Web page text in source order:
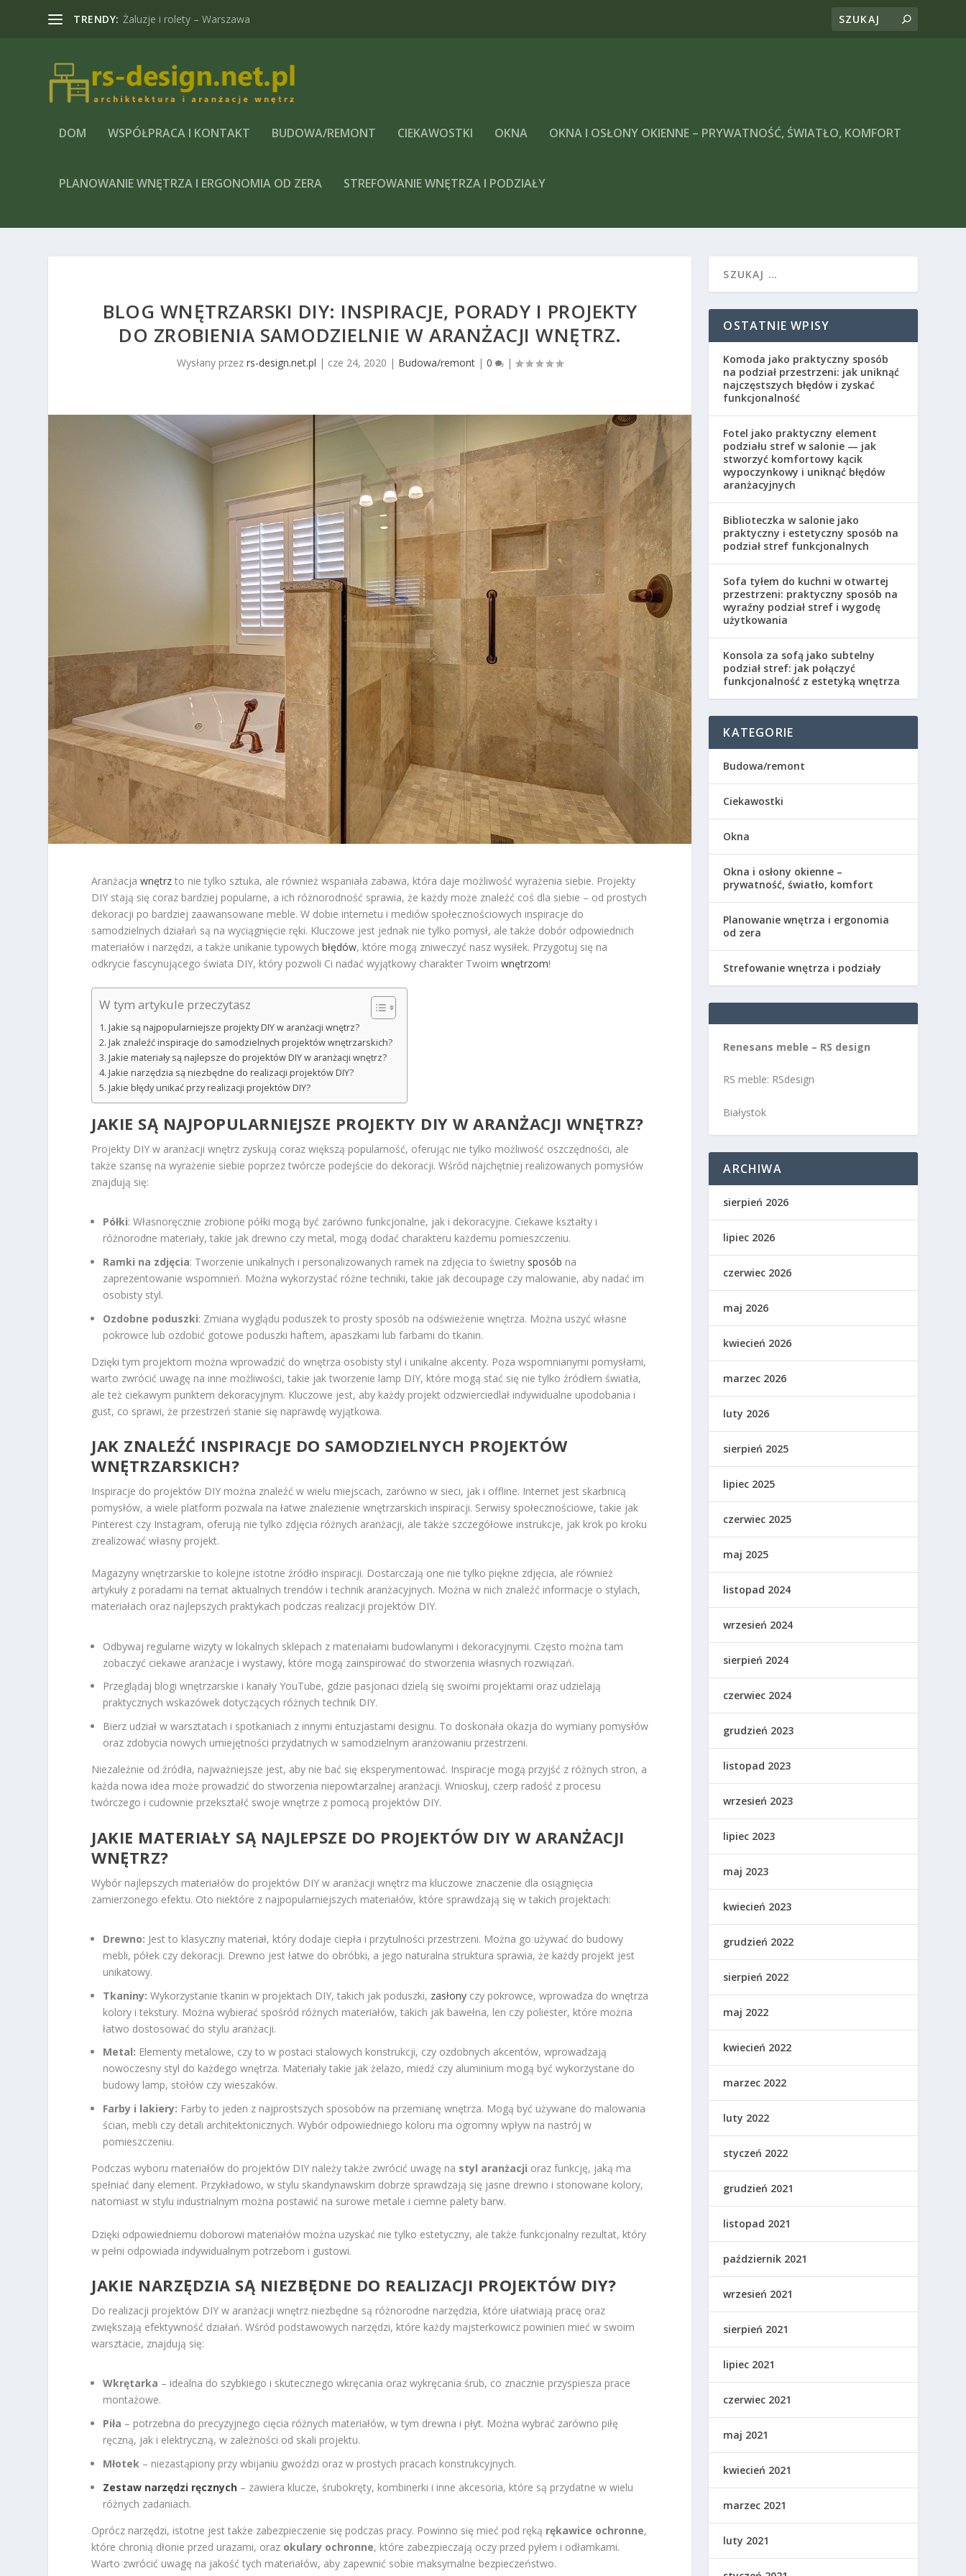
TRENDY: Żaluzje i rolety – Warszawa
DOM WSPÓŁPRACA I KONTAKT BUDOWA/REMONT CIEKAWOSTKI OKNA OKNA I OSŁONY OKIENNE – PRYWATNOŚĆ, ŚWIATŁO, KOMFORT
PLANOWANIE WNĘTRZA I ERGONOMIA OD ZERA STREFOWANIE WNĘTRZA I PODZIAŁY
BLOG WNĘTRZARSKI DIY: INSPIRACJE, PORADY I PROJEKTY
DO ZROBIENIA SAMODZIELNIE W ARANŻACJI WNĘTRZ.
Wysłany przezrs-design.net.pl | cze 24, 2020 | Budowa/remont |0 |
Aranżacjawnętrz to nie tylko sztuka, ale również wspaniała zabawa, która daje możliwość wyrażenia siebie. Projekty
DIY stają się coraz bardziej popularne, a ich różnorodność sprawia, że każdy może znaleźć coś dla siebie – od prostych
dekoracji po bardziej zaawansowane meble. W dobie internetu i mediów społecznościowych inspiracje do
samodzielnych działań są na wyciągnięcie ręki. Kluczowe jest jednak nie tylko pomysł, ale także dobór odpowiednich
materiałów i narzędzi, a także unikanie typowychbłędów, które mogą zniweczyć nasz wysiłek. Przygotuj się na
odkrycie fascynującego świata DIY, który pozwoli Ci nadać wyjątkowy charakter Twoimwnętrzom!
W tym artykule przeczytasz
Jakie są najpopularniejsze projekty DIY w aranżacji wnętrz?
Jak znaleźć inspiracje do samodzielnych projektów wnętrzarskich?
Jakie materiały są najlepsze do projektów DIY w aranżacji wnętrz?
Jakie narzędzia są niezbędne do realizacji projektów DIY?
Jakie błędy unikać przy realizacji projektów DIY?
JAKIE SĄ NAJPOPULARNIEJSZE PROJEKTY DIY W ARANŻACJI WNĘTRZ?
Projekty DIY w aranżacji wnętrz zyskują coraz większą popularność, oferując nie tylko możliwość oszczędności, ale
także szansę na wyrażenie siebie poprzez twórcze podejście do dekoracji. Wśród najchętniej realizowanych pomysłów
znajdują się:
Półki: Własnoręcznie zrobione półki mogą być zarówno funkcjonalne, jak i dekoracyjne. Ciekawe kształty i
różnorodne materiały, takie jak drewno czy metal, mogą dodać charakteru każdemu pomieszczeniu.
Ramki na zdjęcia: Tworzenie unikalnych i personalizowanych ramek na zdjęcia to świetny sposób na
zaprezentowanie wspomnień. Można wykorzystać różne techniki, takie jak decoupage czy malowanie, aby nadać im
osobisty styl.
Ozdobne poduszki: Zmiana wyglądu poduszek to prosty sposób na odświeżenie wnętrza. Można uszyć własne
pokrowce lub ozdobić gotowe poduszki haftem, apaszkami lub farbami do tkanin.
Dzięki tym projektom można wprowadzić do wnętrza osobisty styl i unikalne akcenty. Poza wspomnianymi pomysłami,
warto zwrócić uwagę na inne możliwości, takie jak tworzenie lamp DIY, które mogą stać się nie tylko źródłem światła,
ale też ciekawym punktem dekoracyjnym. Kluczowe jest, aby każdy projekt odzwierciedlał indywidualne upodobania i
gust, co sprawi, że przestrzeń stanie się naprawdę wyjątkowa.
JAK ZNALEŹĆ INSPIRACJE DO SAMODZIELNYCH PROJEKTÓW
WNĘTRZARSKICH?
Inspiracje do projektów DIY można znaleźć w wielu miejscach, zarówno w sieci, jak i offline. Internet jest skarbnicą
pomysłów, a wiele platform pozwala na łatwe znalezienie wnętrzarskich inspiracji. Serwisy społecznościowe, takie jak
Pinterest czy Instagram, oferują nie tylko zdjęcia różnych aranżacji, ale także szczegółowe instrukcje, jak krok po kroku
zrealizować własny projekt.
Magazyny wnętrzarskie to kolejne istotne źródło inspiracji. Dostarczają one nie tylko piękne zdjęcia, ale również
artykuły z poradami na temat aktualnych trendów i technik aranżacyjnych. Można w nich znaleźć informacje o stylach,
materiałach oraz najlepszych praktykach podczas realizacji projektów DIY.
Odbywaj regularne wizyty w lokalnych sklepach z materiałami budowlanymi i dekoracyjnymi. Często można tam
zobaczyć ciekawe aranżacje i wystawy, które mogą zainspirować do stworzenia własnych rozwiązań.
Przeglądaj blogi wnętrzarskie i kanały YouTube, gdzie pasjonaci dzielą się swoimi projektami oraz udzielają
praktycznych wskazówek dotyczących różnych technik DIY.
Bierz udział w warsztatach i spotkaniach z innymi entuzjastami designu. To doskonała okazja do wymiany pomysłów
oraz zdobycia nowych umiejętności przydatnych w samodzielnym aranżowaniu przestrzeni.
Niezależnie od źródła, najważniejsze jest, aby nie bać się eksperymentować. Inspiracje mogą przyjść z różnych stron, a
każda nowa idea może prowadzić do stworzenia niepowtarzalnej aranżacji. Wnioskuj, czerp radość z procesu
twórczego i cudownie przekształć swoje wnętrze z pomocą projektów DIY.
JAKIE MATERIAŁY SĄ NAJLEPSZE DO PROJEKTÓW DIY W ARANŻACJI
WNĘTRZ?
Wybór najlepszych materiałów do projektów DIY w aranżacji wnętrz ma kluczowe znaczenie dla osiągnięcia
zamierzonego efektu. Oto niektóre z najpopularniejszych materiałów, które sprawdzają się w takich projektach:
Drewno: Jest to klasyczny materiał, który dodaje ciepła i przytulności przestrzeni. Można go używać do budowy
mebli, półek czy dekoracji. Drewno jest łatwe do obróbki, a jego naturalna struktura sprawia, że każdy projekt jest
unikatowy.
Tkaniny: Wykorzystanie tkanin w projektach DIY, takich jak poduszki, zasłony czy pokrowce, wprowadza do wnętrza
kolory i tekstury. Można wybierać spośród różnych materiałów, takich jak bawełna, len czy poliester, które można
łatwo dostosować do stylu aranżacji.
Metal: Elementy metalowe, czy to w postaci stalowych konstrukcji, czy ozdobnych akcentów, wprowadzają
nowoczesny styl do każdego wnętrza. Materiały takie jak żelazo, miedź czy aluminium mogą być wykorzystane do
budowy lamp, stołów czy wieszaków.
Farby i lakiery: Farby to jeden z najprostszych sposobów na przemianę wnętrza. Mogą być używane do malowania
ścian, mebli czy detali architektonicznych. Wybór odpowiedniego koloru ma ogromny wpływ na nastrój w
pomieszczeniu.
Podczas wyboru materiałów do projektów DIY należy także zwrócić uwagę na styl aranżacji oraz funkcję, jaką ma
spełniać dany element. Przykładowo, w stylu skandynawskim dobrze sprawdzają się jasne drewno i stonowane kolory,
natomiast w stylu industrialnym można postawić na surowe metale i ciemne palety barw.
Dzięki odpowiedniemu doborowi materiałów można uzyskać nie tylko estetyczny, ale także funkcjonalny rezultat, który
w pełni odpowiada indywidualnym potrzebom i gustowi.
JAKIE NARZĘDZIA SĄ NIEZBĘDNE DO REALIZACJI PROJEKTÓW DIY?
Do realizacji projektów DIY w aranżacji wnętrz niezbędne są różnorodne narzędzia, które ułatwiają pracę oraz
zwiększają efektywność działań. Wśród podstawowych narzędzi, które każdy majsterkowicz powinien mieć w swoim
warsztacie, znajdują się:
Wkrętarka – idealna do szybkiego i skutecznego wkręcania oraz wykręcania śrub, co znacznie przyspiesza prace
montażowe.
Piła – potrzebna do precyzyjnego cięcia różnych materiałów, w tym drewna i płyt. Można wybrać zarówno piłę
ręczną, jak i elektryczną, w zależności od skali projektu.
Młotek – niezastąpiony przy wbijaniu gwoździ oraz w prostych pracach konstrukcyjnych.
Zestaw narzędzi ręcznych – zawiera klucze, śrubokręty, kombinerki i inne akcesoria, które są przydatne w wielu
różnych zadaniach.
Oprócz narzędzi, istotne jest także zabezpieczenie się podczas pracy. Powinno się mieć pod ręką rękawice ochronne,
które chronią dłonie przed urazami, oraz okulary ochronne, które zabezpieczają oczy przed pyłem i odłamkami.
Warto zwrócić uwagę na jakość tych materiałów, aby zapewnić sobie maksymalne bezpieczeństwo.
OSTATNIE WPISY
Komoda jako praktyczny sposób
na podział przestrzeni: jak uniknąć
najczęstszych błędów i zyskać
funkcjonalność
Fotel jako praktyczny element
podziału stref w salonie — jak
stworzyć komfortowy kącik
wypoczynkowy i uniknąć błędów
aranżacyjnych
Biblioteczka w salonie jako
praktyczny i estetyczny sposób na
podział stref funkcjonalnych
Sofa tyłem do kuchni w otwartej
przestrzeni: praktyczny sposób na
wyraźny podział stref i wygodę
użytkowania
Konsola za sofą jako subtelny
podział stref: jak połączyć
funkcjonalność z estetyką wnętrza
KATEGORIE
Budowa/remont
Ciekawostki
Okna
Okna i osłony okienne –
prywatność, światło, komfort
Planowanie wnętrza i ergonomia
od zera
Strefowanie wnętrza i podziały
Renesans meble – RS design
RS meble: RSdesign
Białystok
ARCHIWA
sierpień 2026
lipiec 2026
czerwiec 2026
maj 2026
kwiecień 2026
marzec 2026
luty 2026
sierpień 2025
lipiec 2025
czerwiec 2025
maj 2025
listopad 2024
wrzesień 2024
sierpień 2024
czerwiec 2024
grudzień 2023
listopad 2023
wrzesień 2023
lipiec 2023
maj 2023
kwiecień 2023
grudzień 2022
sierpień 2022
maj 2022
kwiecień 2022
marzec 2022
luty 2022
styczeń 2022
grudzień 2021
listopad 2021
październik 2021
wrzesień 2021
sierpień 2021
lipiec 2021
czerwiec 2021
maj 2021
kwiecień 2021
marzec 2021
luty 2021